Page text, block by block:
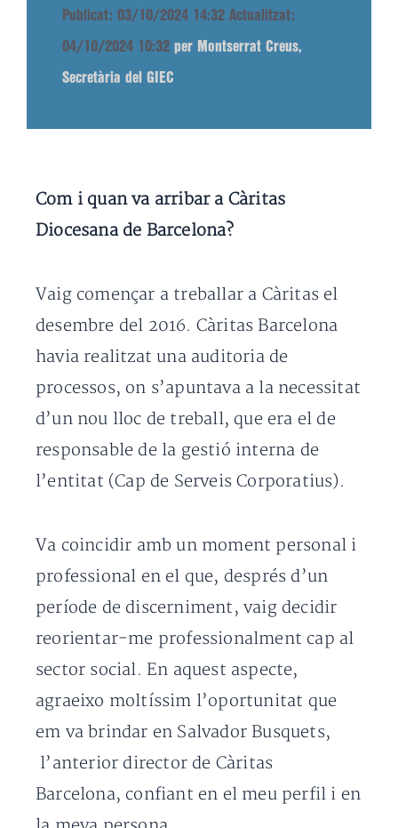
Publicat: 03/10/2024 14:32 Actualitzat:
04/10/2024 10:32 per Montserrat Creus,
Secretària del GIEC
Com i quan va arribar a Càritas
Diocesana de Barcelona?
Vaig començar a treballar a Càritas el
desembre del 2016. Càritas Barcelona
havia realitzat una auditoria de
processos, on s’apuntava a la necessitat
d’un nou lloc de treball, que era el de
responsable de la gestió interna de
l’entitat (Cap de Serveis Corporatius).
Va coincidir amb un moment personal i
professional en el que, després d’un
període de discerniment, vaig decidir
reorientar-me professionalment cap al
sector social. En aquest aspecte,
agraeixo moltíssim l’oportunitat que
em va brindar en Salvador Busquets,
l’anterior director de Càritas
Barcelona, confiant en el meu perfil i en